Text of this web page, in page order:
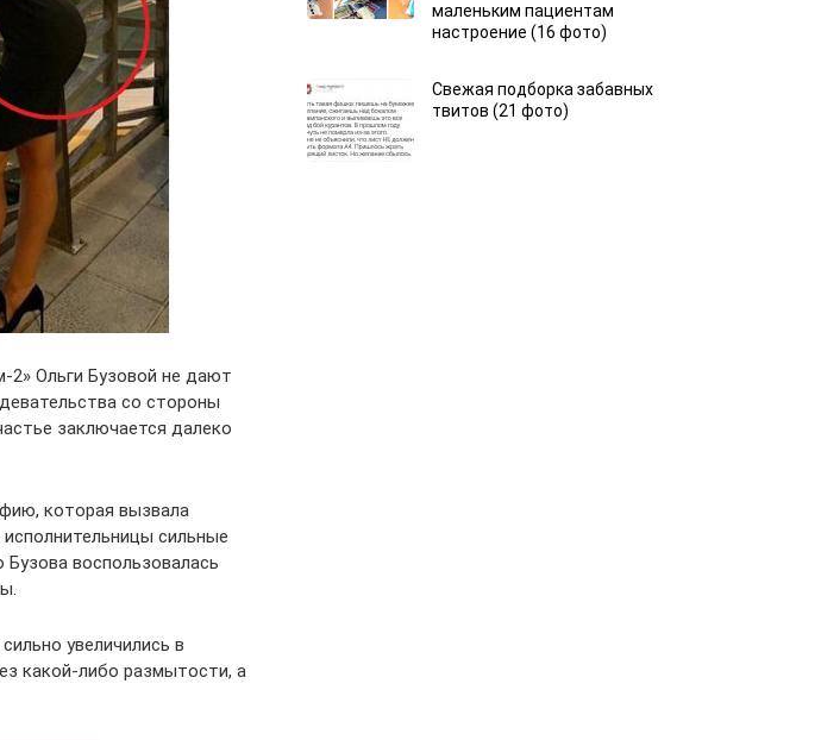
Ольги Бузовой не дают
со стороны
заключается далеко
которая вызвала
сильные
воспользовалась
увеличились в
какой-либо размытости, а
маленьким пациентам
настроение (16 фото)
Свежая подборка забавных
твитов (21 фото)